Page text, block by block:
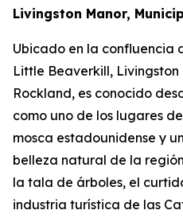
Livingston Manor,
Ubicado en la confluencia
Little Beaverkill,
Rockland, es conocido
como uno de los lugares
mosca estadounidense y
belleza natural de la
la tala de árboles, el
industria turística de las